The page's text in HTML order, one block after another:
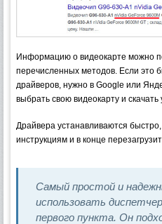
Информацию о видеокарте можно
перечисленных методов. Если это
драйверов, нужно в Google или
выбрать свою видеокарту и скачать
Драйвера устанавливаются
инструкциям и в конце
Самый простой и
использовать
первого пункта. Он